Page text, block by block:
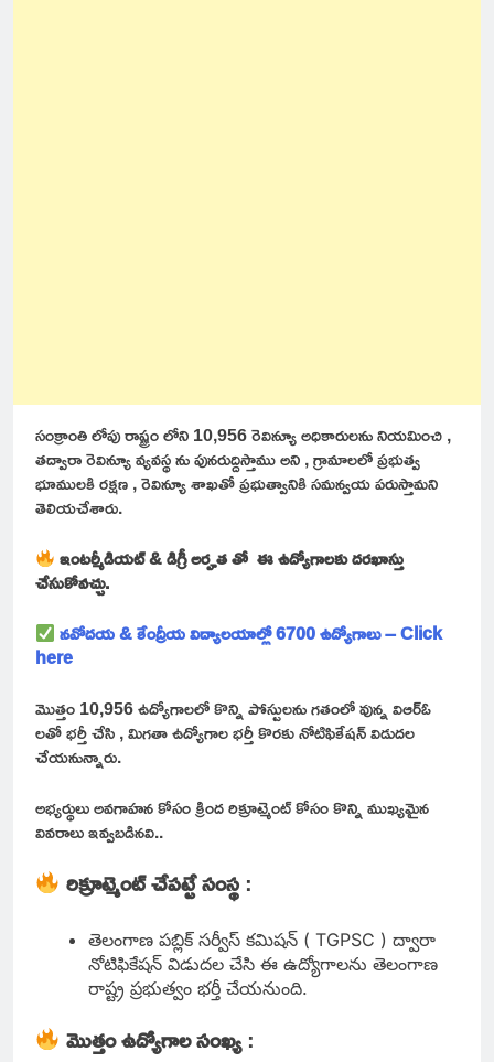
సంక్రాంతి లోపు రాష్ట్రం లోని 10,956 రెవిన్యూ అధికారులను నియమించి ,
తద్వారా రెవిన్యూ వ్యవస్థ ను పునరుద్దిస్తాము అని , గ్రామాలలో ప్రభుత్వ
భూములకి రక్షణ , రెవిన్యూ శాఖతో ప్రభుత్వానికి సమన్వయ పరుస్తామని
తెలియచేశారు.
ఇంటర్మీడియట్ & డిగ్రీ అర్హత తో ఈ ఉద్యోగాలకు దరఖాస్తు
చేసుకోవచ్చు.
నవోదయ & కేంద్రీయ విద్యాలయాల్లో 6700 ఉద్యోగాలు – Click
here
మొత్తం 10,956 ఉద్యోగాలలో కొన్ని పోస్టులను గతంలో వున్న విఆర్ఓ
లతో భర్తీ చేసి , మిగతా ఉద్యోగాల భర్తీ కొరకు నోటిఫికేషన్ విడుదల
చేయనున్నారు.
అభ్యర్థులు అవగాహన కోసం క్రింద రిక్రూట్మెంట్ కోసం కొన్ని ముఖ్యమైన
వివరాలు ఇవ్వబడినవి..
రిక్రూట్మెంట్ చేపట్టే సంస్థ:
తెలంగాణ పబ్లిక్ సర్వీస్ కమిషన్ ( TGPSC ) ద్వారా
నోటిఫికేషన్ విడుదల చేసి ఈ ఉద్యోగాలను తెలంగాణ
రాష్ట్ర ప్రభుత్వం భర్తీ చేయనుంది.
మొత్తం ఉద్యోగాల సంఖ్య: